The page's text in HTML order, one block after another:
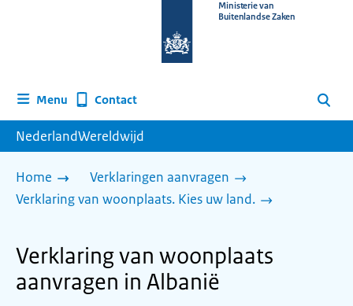
homepage
Ministerie van
Buitenlandse Zaken
Menu Contact Zoeken
NederlandWereldwijd
Home
Verklaringen aanvragen
Verklaring van woonplaats. Kies uw land.
Verklaring van woonplaats
aanvragen in Albanië